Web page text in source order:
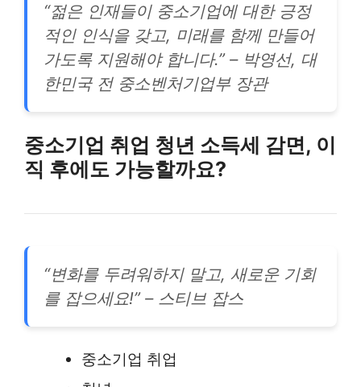
“젊은 인재들이 중소기업에 대한 긍정
적인 인식을 갖고, 미래를 함께 만들어
가도록 지원해야 합니다.” – 박영선, 대
한민국 전 중소벤처기업부 장관
중소기업 취업 청년 소득세 감면, 이
직 후에도 가능할까요?
“변화를 두려워하지 말고, 새로운 기회
를 잡으세요!” – 스티브 잡스
중소기업 취업